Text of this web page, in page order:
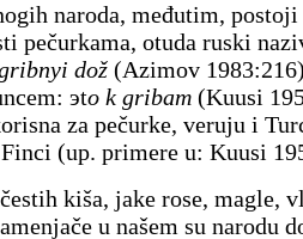
naroda, međutim,
pečurkama, otuda ruski
dož (Azimov
эto k gribam (Kuusi
za pečurke, veruju i
(up. primere u: Kuusi
kiša, jake rose, magle,
u našem su narodu